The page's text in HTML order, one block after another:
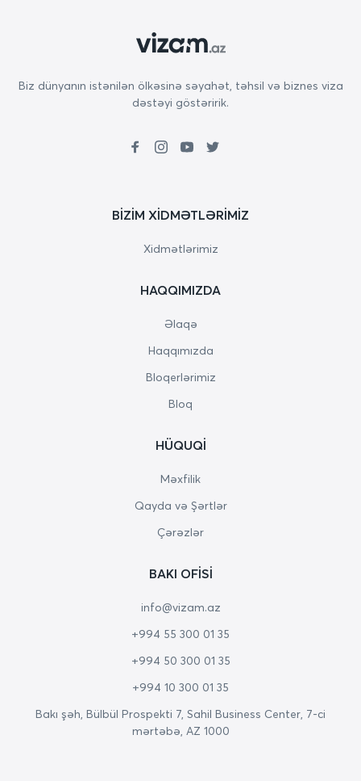
Biz dünyanın istənilən ölkəsinə səyahət, təhsil və biznes viza
dəstəyi göstəririk.
BIZIM XIDMƏTLƏRIMIZ
Xidmətlərimiz
HAQQIMIZDA
Əlaqə
Haqqımızda
Bloqerlərimiz
Bloq
HÜQUQI
Məxfilik
Qayda və Şərtlər
Çərəzlər
BAKI OFISI
info@vizam.az
+994 55 300 01 35
+994 50 300 01 35
+994 10 300 01 35
Bakı şəh, Bülbül Prospekti 7, Sahil Business Center, 7-ci
mərtəbə, AZ 1000